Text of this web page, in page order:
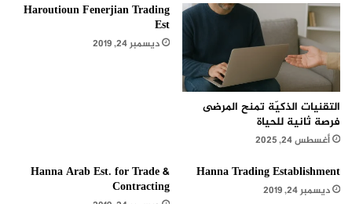
التقنيات الذكيّة تمنح المرضى
فرصة ثانية للحياة
أغسطس 24, 2025
Haroutioun Fenerjian Trading
Est
ديسمبر 24, 2019
Hanna Trading Establishment
ديسمبر 24, 2019
Hanna Arab Est. for Trade &
Contracting